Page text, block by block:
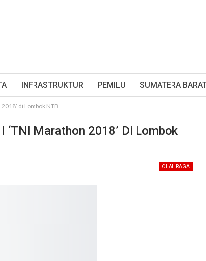
INFRASTRUKTUR PEMILU SUMATERA
di Lombok NTB
Marathon 2018’ Di Lombok
OLAHRAGA